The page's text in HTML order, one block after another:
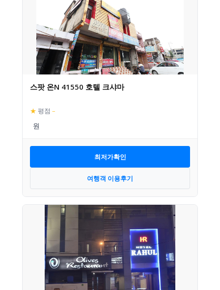
스팟 온N 41550 호텔 크샤마
★ 평점 –
최저가확인
여행객 이용후기